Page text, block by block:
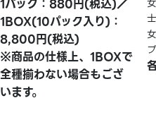
1パック：880円(税込)／
1BOX(10パック入り)：
8,800円(税込)
※商品の仕様上、1BOXで
全種揃わない場合もござ
います。